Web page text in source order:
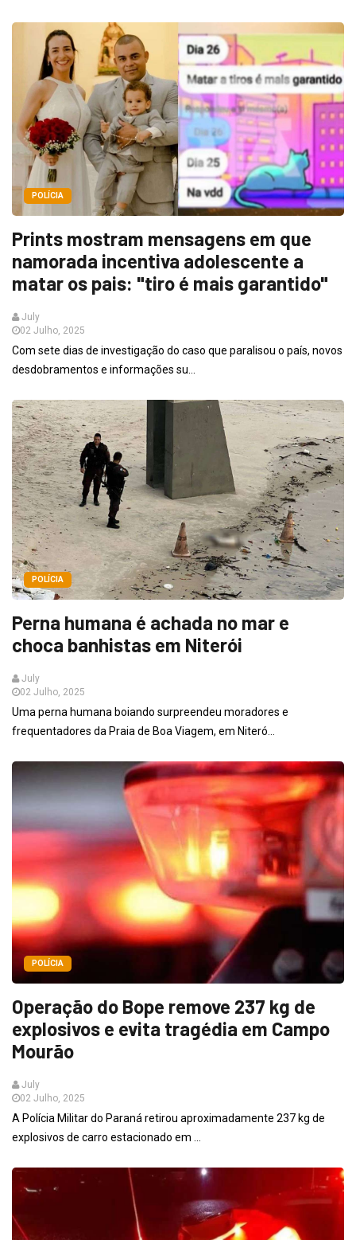
POLÍCIA
Prints mostram mensagens em que
namorada incentiva adolescente a
matar os pais: "tiro é mais garantido"
July
02 Julho, 2025
Com sete dias de investigação do caso que paralisou o país, novos
desdobramentos e informações su...
POLÍCIA
Perna humana é achada no mar e
choca banhistas em Niterói
July
02 Julho, 2025
Uma perna humana boiando surpreendeu moradores e
frequentadores da Praia de Boa Viagem, em Niteró...
POLÍCIA
Operação do Bope remove 237 kg de
explosivos e evita tragédia em Campo
Mourão
July
02 Julho, 2025
A Polícia Militar do Paraná retirou aproximadamente 237 kg de
explosivos de carro estacionado em ...